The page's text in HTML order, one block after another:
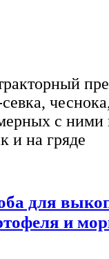
с ними
и на гряде
для
и